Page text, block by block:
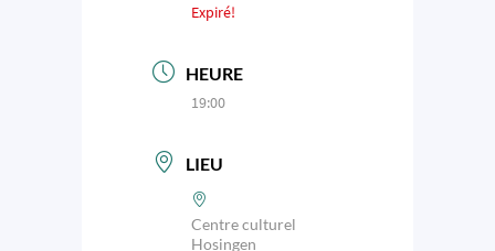
Expiré!
HEURE
19:00
LIEU
Centre culturel
Hosingen